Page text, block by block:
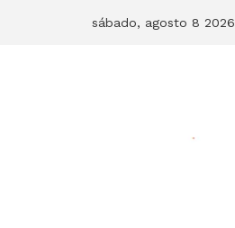
sábado, agosto 8 2026